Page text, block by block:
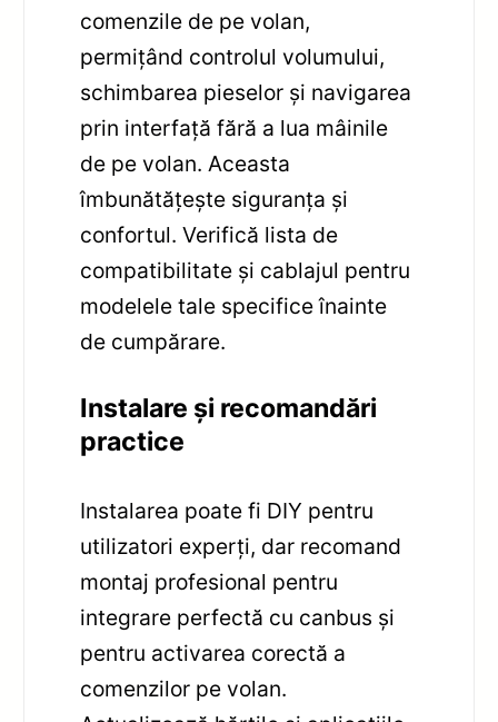
comenzile de pe volan,
permițând controlul volumului,
schimbarea pieselor și navigarea
prin interfață fără a lua mâinile
de pe volan. Aceasta
îmbunătățește siguranța și
confortul. Verifică lista de
compatibilitate și cablajul pentru
modelele tale specifice înainte
de cumpărare.
Instalare și recomandări
practice
Instalarea poate fi DIY pentru
utilizatori experți, dar recomand
montaj profesional pentru
integrare perfectă cu canbus și
pentru activarea corectă a
comenzilor pe volan.